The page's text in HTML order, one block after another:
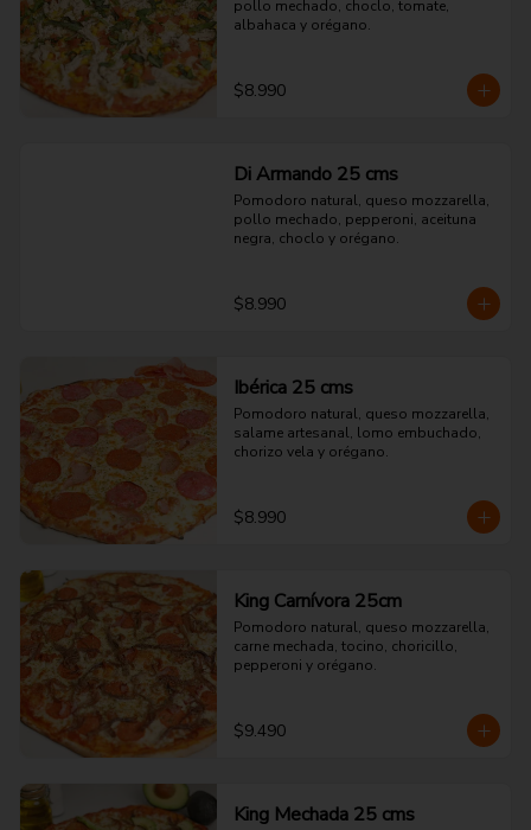
pollo mechado, choclo, tomate,
albahaca y orégano.
$8.990
Di Armando 25 cms
Pomodoro natural, queso mozzarella,
pollo mechado, pepperoni, aceituna
negra, choclo y orégano.
$8.990
Ibérica 25 cms
Pomodoro natural, queso mozzarella,
salame artesanal, lomo embuchado,
chorizo vela y orégano.
$8.990
King Carnívora 25cm
Pomodoro natural, queso mozzarella,
carne mechada, tocino, choricillo,
pepperoni y orégano.
$9.490
King Mechada 25 cms